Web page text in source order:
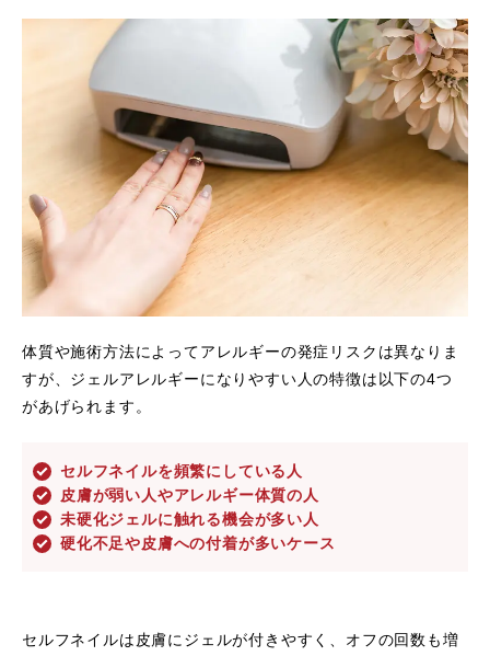
体質や施術方法によってアレルギーの発症リスクは異なりま
すが、ジェルアレルギーになりやすい人の特徴は以下の4つ
があげられます。
セルフネイルを頻繁にしている人
皮膚が弱い人やアレルギー体質の人
未硬化ジェルに触れる機会が多い人
硬化不足や皮膚への付着が多いケース
セルフネイルは皮膚にジェルが付きやすく、オフの回数も増